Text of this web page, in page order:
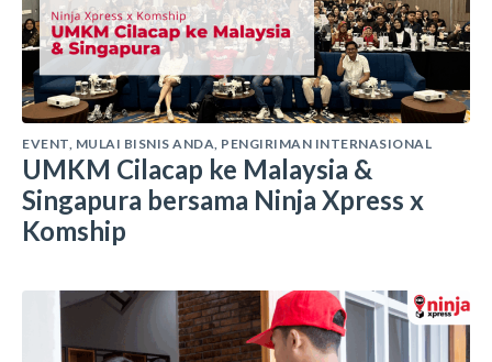
EVENT MULAI BISNIS ANDA PENGIRIMAN INTERNASIONAL
UMKM Cilacap ke Malaysia &
Singapura bersama Ninja Xpress x
Komship